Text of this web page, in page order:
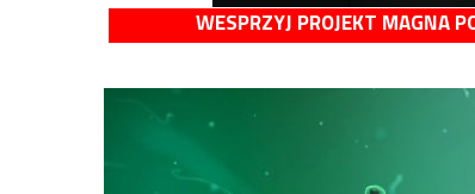
WESPRZYJ PROJEKT MAGNA